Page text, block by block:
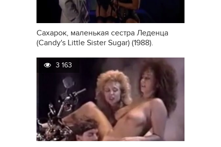
Сахарок, маленькая сестра Леденца
(Candy's Little Sister Sugar) (1988).
3 163